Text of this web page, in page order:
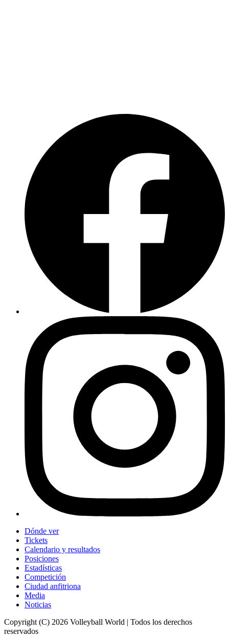
Dónde ver
Tickets
Calendario y resultados
Posiciones
Estadísticas
Competición
Ciudad anfitriona
Media
Noticias
Copyright (C) 2026 Volleyball World | Todos los derechos
reservados